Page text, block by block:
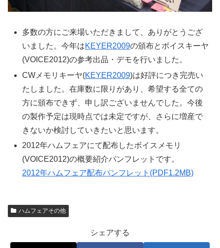
多数の方にご来場いただきまして、ありがとうござ
いました。今年はKEYER2009の頒布とボイスキーヤ
(VOICE2012)の参考出品・デモを行いました。
CWメモリキーヤ(KEYER2009)は好評につき完売い
たしました。在庫数に限りがあり、希望する全ての
方に頒布できず、申し訳ございませんでした。今後
の製作予定は現時点では未定ですが、さらに増産で
きないか検討していきたいと思います。
2012年ハムフェアにて配布したボイスメモリ
(VOICE2012)の概要紹介パンフレットです。
2012年ハムフェア配布パンフレット(PDF1.2MB)
ハムフェアその他
シェアする